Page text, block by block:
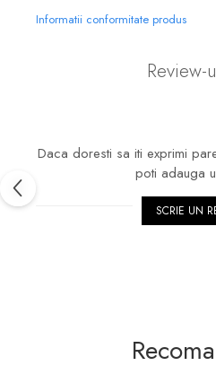
Informatii conformitate produs
Review-
Daca doresti sa iti exprimi
poti adauga
SCRIE UN